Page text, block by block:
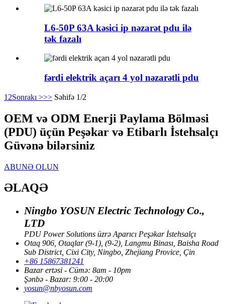
L6-50P 63A kəsici ip nəzarət pdu ilə
tək fazalı
fərdi elektrik açarı 4 yol nəzarətli pdu
1 2Sonrakı >>> Səhifə 1/2
OEM və ODM Enerji Paylama Bölməsi
(PDU) üçün Peşəkar və Etibarlı İstehsalçı
Güvənə bilərsiniz
ABUNƏ OLUN
ƏLAQƏ
Ningbo YOSUN Electric Technology Co.,
LTD
PDU Power Solutions üzrə Aparıcı Peşəkar İstehsalçı
Otaq 906, Otaqlar (9-1), (9-2), Langmu Binası, Baisha Road
Sub District, Cixi City, Ningbo, Zhejiang Provice, Çin
+86 15867381241
Bazar ertəsi - Cümə: 8am - 10pm
Şənbə - Bazar: 9:00 - 20:00
yosun@nbyosun.com